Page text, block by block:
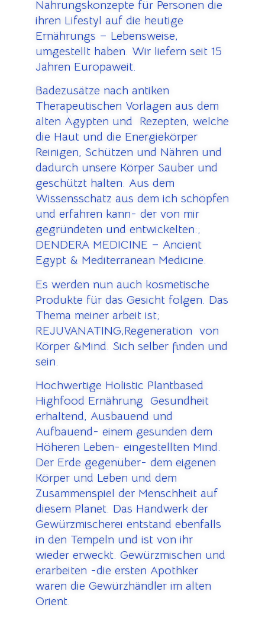
Nahrungskonzepte für Personen die
ihren Lifestyl auf die heutige
Ernährungs – Lebensweise,
umgestellt haben. Wir liefern seit 15
Jahren Europaweit.
Badezusätze nach antiken
Therapeutischen Vorlagen aus dem
alten Ägypten und Rezepten, welche
die Haut und die Energiekörper
Reinigen, Schützen und Nähren und
dadurch unsere Körper Sauber und
geschützt halten. Aus dem
Wissensschatz aus dem ich schöpfen
und erfahren kann- der von mir
gegründeten und entwickelten:;
DENDERA MEDICINE – Ancient
Egypt & Mediterranean Medicine.
Es werden nun auch kosmetische
Produkte für das Gesicht folgen. Das
Thema meiner arbeit ist;
REJUVANATING,Regeneration von
Körper &Mind. Sich selber finden und
sein.
Hochwertige Holistic Plantbased
Highfood Ernährung Gesundheit
erhaltend, Ausbauend und
Aufbauend- einem gesunden dem
Höheren Leben- eingestellten Mind.
Der Erde gegenüber- dem eigenen
Körper und Leben und dem
Zusammenspiel der Menschheit auf
diesem Planet. Das Handwerk der
Gewürzmischerei entstand ebenfalls
in den Tempeln und ist von ihr
wieder erweckt. Gewürzmischen und
erarbeiten -die ersten Apothker
waren die Gewürzhändler im alten
Orient.